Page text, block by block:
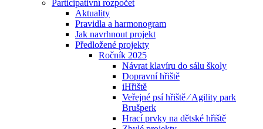
Participativní rozpočet
Aktuality
Pravidla a harmonogram
Jak navrhnout projekt
Předložené projekty
Ročník 2025
Návrat klavíru do sálu školy
Dopravní hřiště
iHřiště
Veřejné psí hřiště ⁄ Agility park
Brušperk
Hrací prvky na dětské hřiště